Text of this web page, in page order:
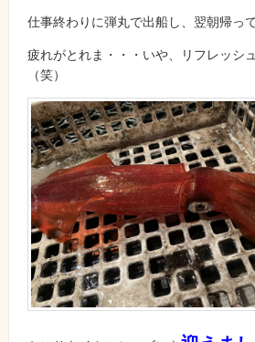
仕事終わりに弾丸で出船し、翌朝帰っ
疲れがとれま・・・いや、リフレッシ
（笑）